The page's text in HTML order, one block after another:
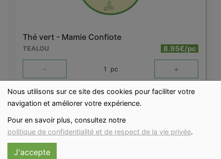
Nous utilisons sur ce site des cookies pour faciliter votre
navigation et améliorer votre expérience.
Pour en savoir plus, consultez notre
politique de confidentialité et de respect de la vie privée.
J'accepte
Thé vert - Mamie Confiote
TEALOU 8.95€/pc
- 1 pc +
8.95€